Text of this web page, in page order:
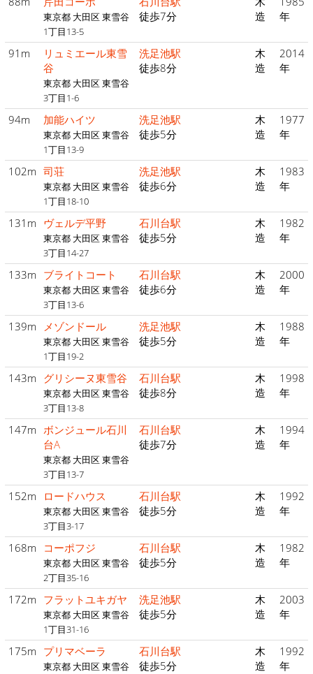
東京都 大田区 東雪谷
1丁目13-5
徒歩7分
造
年
91m
リュミエール東雪
谷
東京都 大田区 東雪谷
3丁目1-6
洗足池駅
徒歩8分
木
造
2014
年
94m 加能ハイツ
東京都 大田区 東雪谷
1丁目13-9
洗足池駅
徒歩5分
木
造
1977
年
102m 司荘
東京都 大田区 東雪谷
1丁目18-10
洗足池駅
徒歩6分
木
造
1983
年
131m ヴェルデ平野
東京都 大田区 東雪谷
3丁目14-27
石川台駅
徒歩5分
木
造
1982
年
133m ブライトコート
東京都 大田区 東雪谷
3丁目13-6
石川台駅
徒歩6分
木
造
2000
年
139m メゾンドール
東京都 大田区 東雪谷
1丁目19-2
洗足池駅
徒歩5分
木
造
1988
年
143m グリシーヌ東雪谷
東京都 大田区 東雪谷
3丁目13-8
石川台駅
徒歩8分
木
造
1998
年
147m ボンジュール石川
台A
東京都 大田区 東雪谷
3丁目13-7
石川台駅
徒歩7分
木
造
1994
年
152m ロードハウス
東京都 大田区 東雪谷
3丁目3-17
石川台駅
徒歩5分
木
造
1992
年
168m コーポフジ
東京都 大田区 東雪谷
2丁目35-16
石川台駅
徒歩5分
木
造
1982
年
172m フラットユキガヤ
東京都 大田区 東雪谷
1丁目31-16
洗足池駅
徒歩5分
木
造
2003
年
175m プリマベーラ
東京都 大田区 東雪谷
石川台駅
徒歩5分
木
造
1992
年